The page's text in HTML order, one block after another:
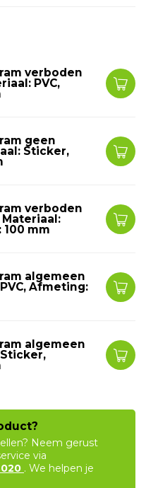
verboden
PVC,
geen
Sticker,
verboden
mm
algemeen
Afmeting:
algemeen
Neem gerust
via
. We helpen je